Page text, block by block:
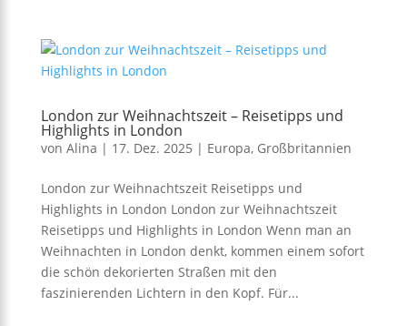
London zur Weihnachtszeit – Reisetipps und
Highlights in London
von Alina | 17. Dez. 2025 | Europa, Großbritannien
London zur Weihnachtszeit Reisetipps und
Highlights in London London zur Weihnachtszeit
Reisetipps und Highlights in London Wenn man an
Weihnachten in London denkt, kommen einem sofort
die schön dekorierten Straßen mit den
faszinierenden Lichtern in den Kopf. Für...